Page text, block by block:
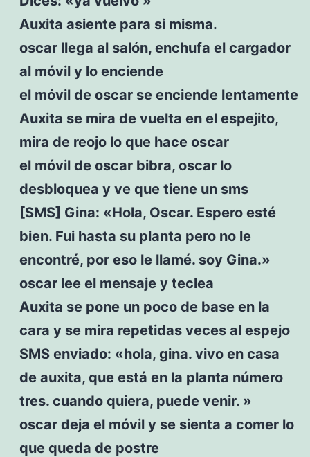
Auxita asiente para si misma.
oscar llega al salón, enchufa el cargador
al móvil y lo enciende
el móvil de oscar se enciende lentamente
Auxita se mira de vuelta en el espejito,
mira de reojo lo que hace oscar
el móvil de oscar bibra, oscar lo
desbloquea y ve que tiene un sms
[SMS] Gina: «Hola, Oscar. Espero esté
bien. Fui hasta su planta pero no le
encontré, por eso le llamé. soy Gina.»
oscar lee el mensaje y teclea
Auxita se pone un poco de base en la
cara y se mira repetidas veces al espejo
SMS enviado: «hola, gina. vivo en casa
de auxita, que está en la planta número
tres. cuando quiera, puede venir. »
oscar deja el móvil y se sienta a comer lo
que queda de postre